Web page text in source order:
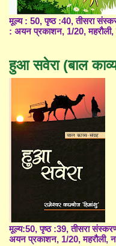
मूल्य : 50, पृष्ठ :40, तीसरा
: अयन प्रकाशन, 1/20, महरौली,
हुआ सवेरा (बाल
मूल्य:50, पृष्ठ :39, तीसरा
अयन प्रकाशन, 1/20, महरौली,